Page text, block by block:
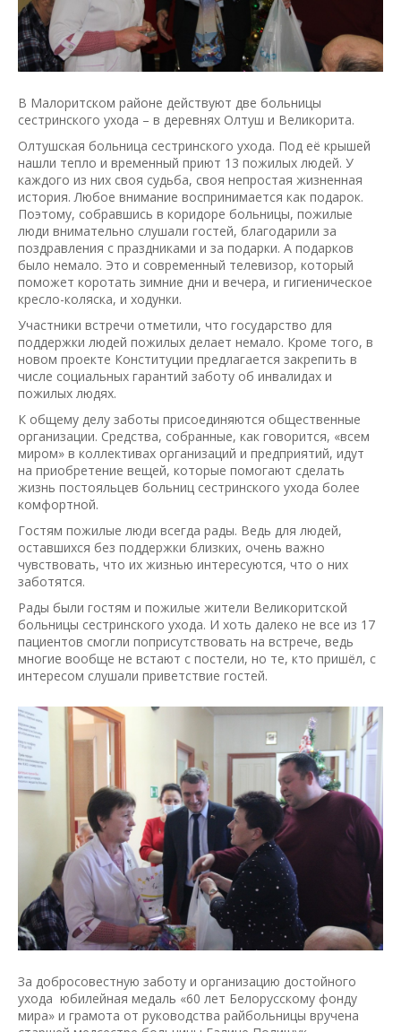
В Малоритском районе действуют две больницы
сестринского ухода – в деревнях Олтуш и Великорита.
Олтушская больница сестринского ухода. Под её крышей
нашли тепло и временный приют 13 пожилых людей. У
каждого из них своя судьба, своя непростая жизненная
история. Любое внимание воспринимается как подарок.
Поэтому, собравшись в коридоре больницы, пожилые
люди внимательно слушали гостей, благодарили за
поздравления с праздниками и за подарки. А подарков
было немало. Это и современный телевизор, который
поможет коротать зимние дни и вечера, и гигиеническое
кресло-коляска, и ходунки.
Участники встречи отметили, что государство для
поддержки людей пожилых делает немало. Кроме того, в
новом проекте Конституции предлагается закрепить в
числе социальных гарантий заботу об инвалидах и
пожилых людях.
К общему делу заботы присоединяются общественные
организации. Средства, собранные, как говорится, «всем
миром» в коллективах организаций и предприятий, идут
на приобретение вещей, которые помогают сделать
жизнь постояльцев больниц сестринского ухода более
комфортной.
Гостям пожилые люди всегда рады. Ведь для людей,
оставшихся без поддержки близких, очень важно
чувствовать, что их жизнью интересуются, что о них
заботятся.
Рады были гостям и пожилые жители Великоритской
больницы сестринского ухода. И хоть далеко не все из 17
пациентов смогли поприсутствовать на встрече, ведь
многие вообще не встают с постели, но те, кто пришёл, с
интересом слушали приветствие гостей.
За добросовестную заботу и организацию достойного
ухода юбилейная медаль «60 лет Белорусскому фонду
мира» и грамота от руководства райбольницы вручена